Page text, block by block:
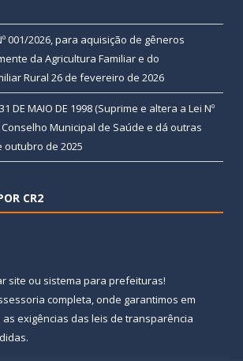
001/2026, para aquisição de gêneros
da Agricultura Familiar e do
Rural 26 de fevereiro de 2026
DE MAIO DE 1998 (Suprime e altera a Lei Nº
Municipal de Saúde e dá outras
outubro de 2025
CR2
site ou sistema para prefeituras!
completa, onde garantimos em
exigências das leis de transparência